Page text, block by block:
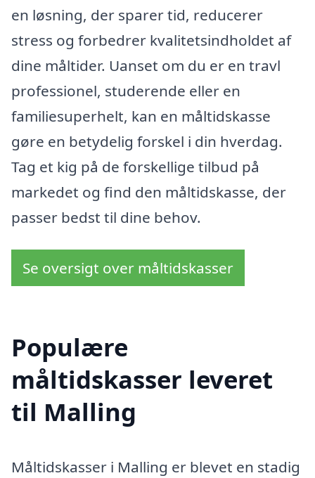
en løsning, der sparer tid, reducerer
stress og forbedrer kvalitetsindholdet af
dine måltider. Uanset om du er en travl
professionel, studerende eller en
familiesuperhelt, kan en måltidskasse
gøre en betydelig forskel i din hverdag.
Tag et kig på de forskellige tilbud på
markedet og find den måltidskasse, der
passer bedst til dine behov.
Se oversigt over måltidskasser
Populære
måltidskasser leveret
til Malling
Måltidskasser i Malling er blevet en stadig